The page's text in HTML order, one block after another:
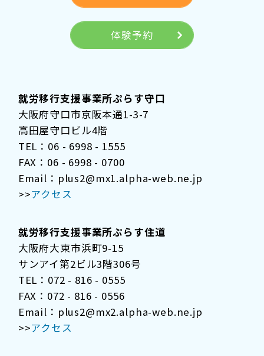
体験予約
就労移行支援事業所ぷらす守口
大阪府守口市京阪本通1-3-7
高田屋守口ビル4階
TEL：06 - 6998 - 1555
FAX：06 - 6998 - 0700
Email：plus2@mx1.alpha-web.ne.jp
>>アクセス
就労移行支援事業所ぷらす住道
大阪府大東市浜町9-15
サンアイ第2ビル3階306号
TEL：072 - 816 - 0555
FAX：072 - 816 - 0556
Email：plus2@mx2.alpha-web.ne.jp
>>アクセス